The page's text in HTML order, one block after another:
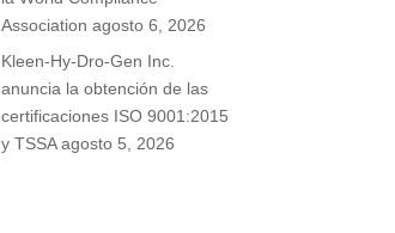
Association agosto 6, 2026
Kleen-Hy-Dro-Gen Inc.
anuncia la obtención de las
certificaciones ISO 9001:2015
y TSSA agosto 5, 2026